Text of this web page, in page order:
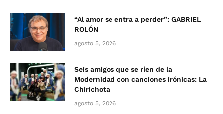
“Al amor se entra a perder”: GABRIEL
ROLÓN
agosto 5, 2026
Seis amigos que se ríen de la
Modernidad con canciones irónicas: La
Chirichota
agosto 5, 2026